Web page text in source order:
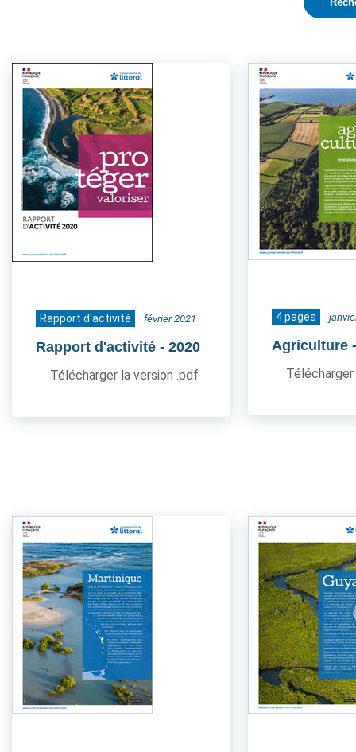
Rapport d'activité février 2021
Rapport d'activité - 2020
Télécharger la version .pdf
4 pages
Agriculture